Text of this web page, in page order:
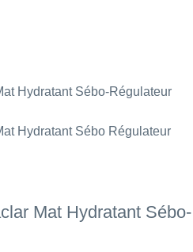
Mat Hydratant Sébo-